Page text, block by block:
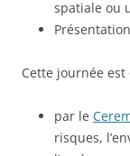
spatiale ou
Cette journée est
par le
risques,